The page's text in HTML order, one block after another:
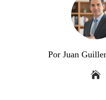
Por Juan